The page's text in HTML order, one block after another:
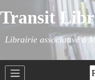
Transit
Librairie associative à